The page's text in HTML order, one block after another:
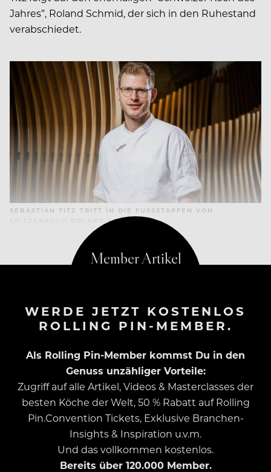
Jahres”, Roland Schmid, der sich in den Ruhestand
verabschiedet.
SEBASTIAN TITZ TRITT IN DIE FUSSSTAPFEN VON S
PITZENKOCH ROLAND SCHMID
WERDE JETZT KOSTENLOS
ROLLING PIN-MEMBER.
Als Rolling Pin-Member kommst Du in den
Genuss unzähliger Vorteile:
Zugriff auf alle Artikel, Videos & Masterclasses der
besten Köche der Welt, 50 % Rabatt auf Rolling
Pin.Convention Tickets, Exklusive Branchen-
Insights & Inspiration u.v.m.
Und das vollkommen kostenlos.
Bereits über 120.000 Member.